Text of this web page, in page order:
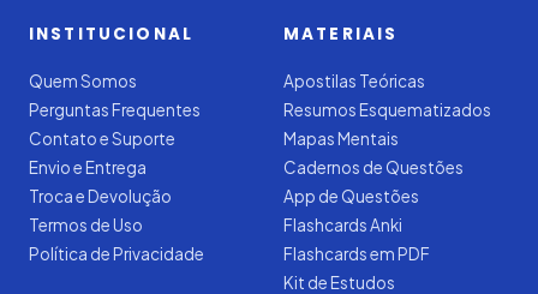
INSTITUCIONAL
Quem Somos
Perguntas Frequentes
Contato e Suporte
Envio e Entrega
Troca e Devolução
Termos de Uso
Política de Privacidade
MATERIAIS
Apostilas Teóricas
Resumos Esquematizados
Mapas Mentais
Cadernos de Questões
App de Questões
Flashcards Anki
Flashcards em PDF
Kit de Estudos